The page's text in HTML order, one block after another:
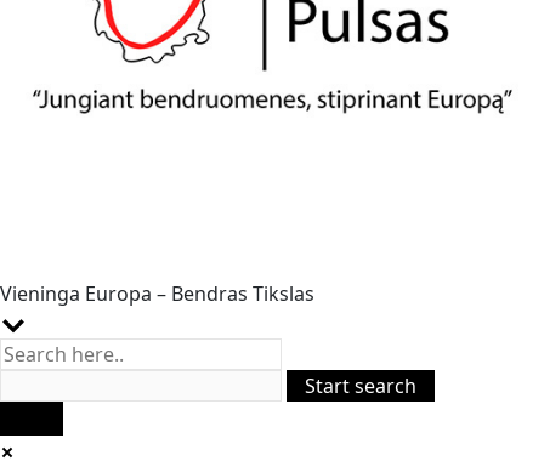
Vieninga Europa – Bendras Tikslas